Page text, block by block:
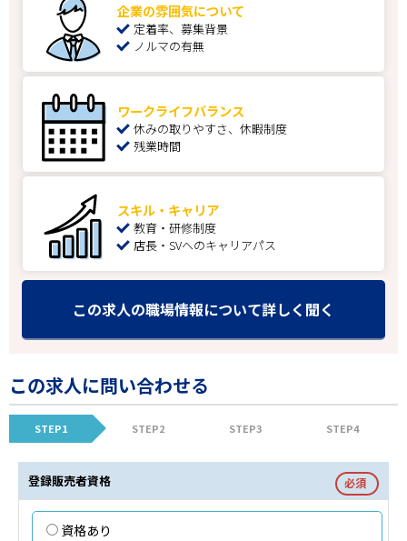
企業の雰囲気について
定着率、募集背景
ノルマの有無
ワークライフバランス
休みの取りやすさ、休暇制度
残業時間
スキル・キャリア
教育・研修制度
店長・SVへのキャリアパス
この求人の職場情報について詳しく聞く
この求人に問い合わせる
STEP1 STEP2 STEP3 STEP4
登録販売者資格 必須
資格あり